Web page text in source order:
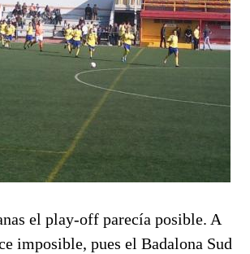
el play-off parecía posible. A
imposible, pues el Badalona Sud